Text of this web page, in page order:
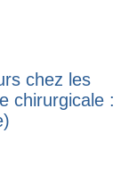
chez les
chirurgicale :